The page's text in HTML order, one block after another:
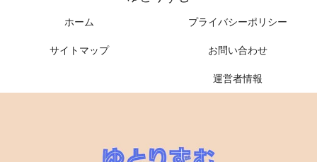
ホーム プライバシーポリシー
サイトマップ お問い合わせ
運営者情報